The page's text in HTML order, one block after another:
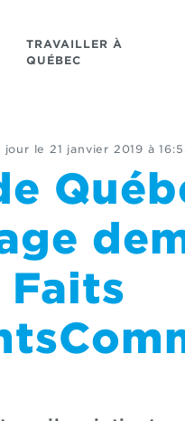
TRAVAILLER À
QUÉBEC
jour le 21 janvier 2019 à